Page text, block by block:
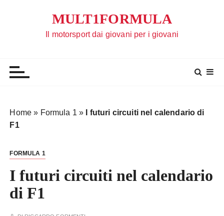
MULT1FORMULA
Il motorsport dai giovani per i giovani
Home » Formula 1 »
I futuri circuiti nel calendario di
F1
FORMULA 1
I futuri circuiti nel calendario
di F1